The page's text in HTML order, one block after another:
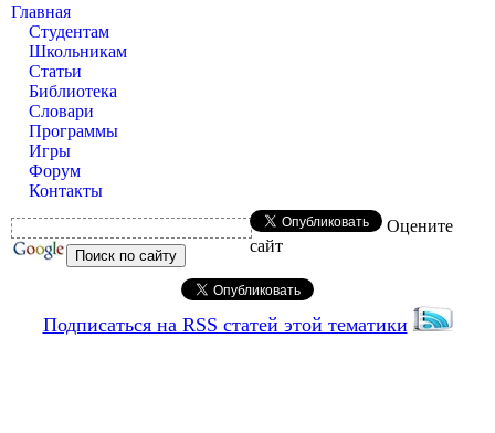
Главная
Студентам
Школьникам
Статьи
Библиотека
Словари
Программы
Игры
Форум
Контакты
Оцените
сайт
Подписаться на RSS статей этой тематики